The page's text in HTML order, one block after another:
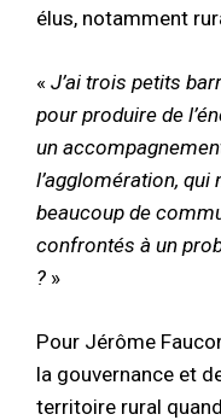
élus, notamment
« J’ai trois petits
pour produire de
un
l’agglomération, qui
beaucoup de
confrontés à un
? »
Pour Jérôme
la gouvernance et
territoire rural